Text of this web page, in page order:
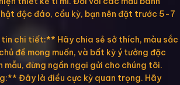
độc đáo, cầu kỳ, bạn nên đặt trước 5-7
chi tiết:** Hãy chia sẻ sở thích, màu sắc
đề mong muốn, và bất kỳ ý tưởng đặc
mẫu, đừng ngần ngại gửi cho chúng tôi.
Đây là điều cực kỳ quan trọng. Hãy